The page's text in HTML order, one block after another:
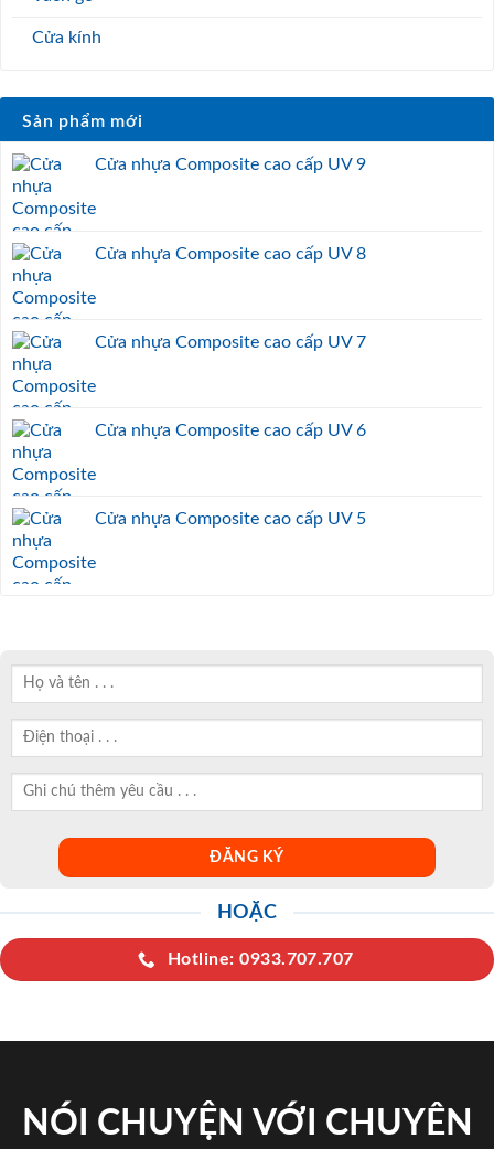
Cửa kính
Sản phẩm mới
Cửa nhựa Composite cao cấp UV 9
Cửa nhựa Composite cao cấp UV 8
Cửa nhựa Composite cao cấp UV 7
Cửa nhựa Composite cao cấp UV 6
Cửa nhựa Composite cao cấp UV 5
HOẶC
Hotline: 0933.707.707
NÓI CHUYỆN VỚI CHUYÊN